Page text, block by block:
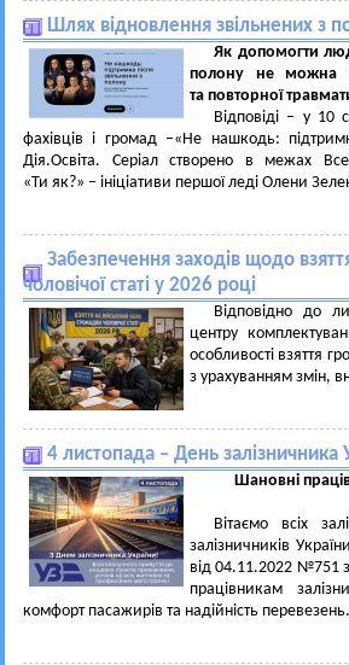
Шлях відновлення звільнених з
Як допомогти
полону не можна
та повторної
Відповіді – у 10
фахівців і громад –«Не нашкодь:
Дія.Освіта. Серіал створено в межах
«Ти як?» – ініціативи першої леді Олени
Забезпечення заходів щодо
чоловічої статі у 2026 році
Відповідно до
центру
особливості взяття
з урахуванням змін,
4 листопада – День залізничника
Шановні
Вітаємо всіх
залізничників
від 04.11.2022 №751
працівникам
комфорт пасажирів та надійність перевезень.